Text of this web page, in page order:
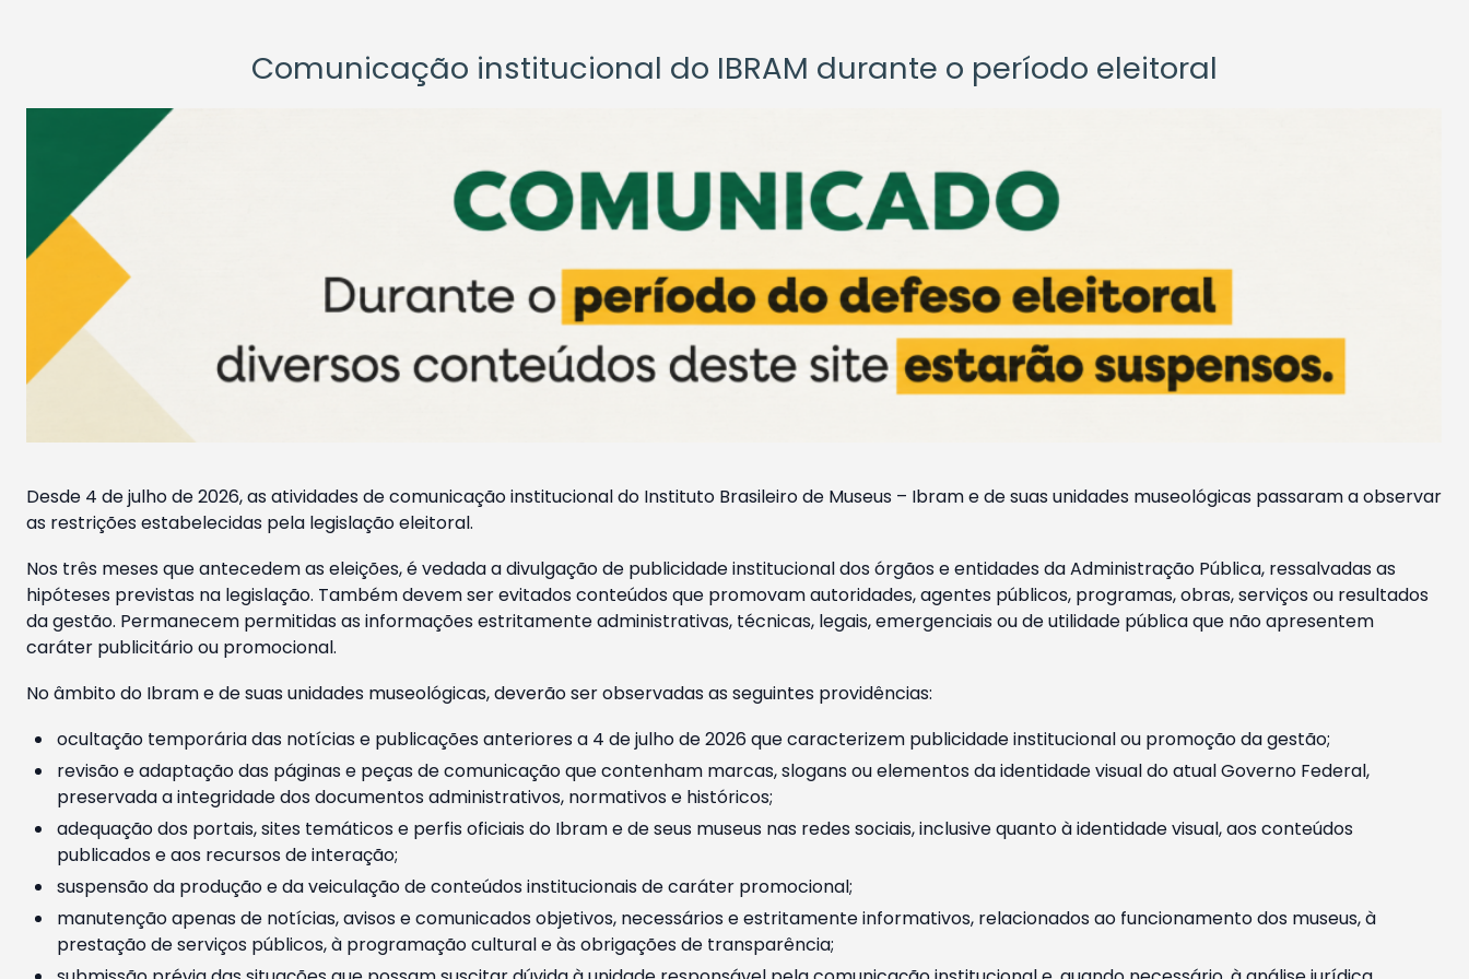
Comunicação institucional do IBRAM durante o período eleitoral
Desde 4 de julho de 2026, as atividades de comunicação institucional do Instituto Brasileiro de Museus – Ibram e de suas unidades museológicas passaram a observar
as restrições estabelecidas pela legislação eleitoral.
Nos três meses que antecedem as eleições, é vedada a divulgação de publicidade institucional dos órgãos e entidades da Administração Pública, ressalvadas as
hipóteses previstas na legislação. Também devem ser evitados conteúdos que promovam autoridades, agentes públicos, programas, obras, serviços ou resultados
da gestão. Permanecem permitidas as informações estritamente administrativas, técnicas, legais, emergenciais ou de utilidade pública que não apresentem
caráter publicitário ou promocional.
No âmbito do Ibram e de suas unidades museológicas, deverão ser observadas as seguintes providências:
ocultação temporária das notícias e publicações anteriores a 4 de julho de 2026 que caracterizem publicidade institucional ou promoção da gestão;
revisão e adaptação das páginas e peças de comunicação que contenham marcas, slogans ou elementos da identidade visual do atual Governo Federal,
preservada a integridade dos documentos administrativos, normativos e históricos;
adequação dos portais, sites temáticos e perfis oficiais do Ibram e de seus museus nas redes sociais, inclusive quanto à identidade visual, aos conteúdos
publicados e aos recursos de interação;
suspensão da produção e da veiculação de conteúdos institucionais de caráter promocional;
manutenção apenas de notícias, avisos e comunicados objetivos, necessários e estritamente informativos, relacionados ao funcionamento dos museus, à
prestação de serviços públicos, à programação cultural e às obrigações de transparência;